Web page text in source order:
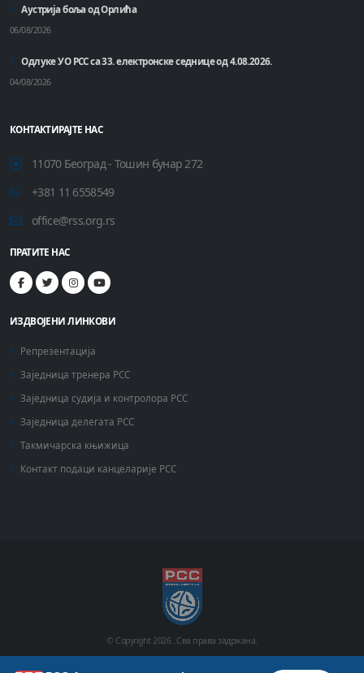
Аустрија боља од Орлића
06/08/2026
Одлуке УО РСС са 33. електронске седнице од 4.08.2026.
04/08/2026
КОНТАКТИРАЈТЕ НАС
11070 Београд - Тошин бунар 272
+381 11 6558549
office@rss.org.rs
ПРАТИТЕ НАС
ИЗДВОЈЕНИ ЛИНКОВИ
Репрезентација
Заједница тренера РСС
Заједница судија и контролора РСС
Заједница делегата РСС
Такмичарска књижица
Контакт подаци канцеларије РСС
© Copyright2026 . Сва права задржана.